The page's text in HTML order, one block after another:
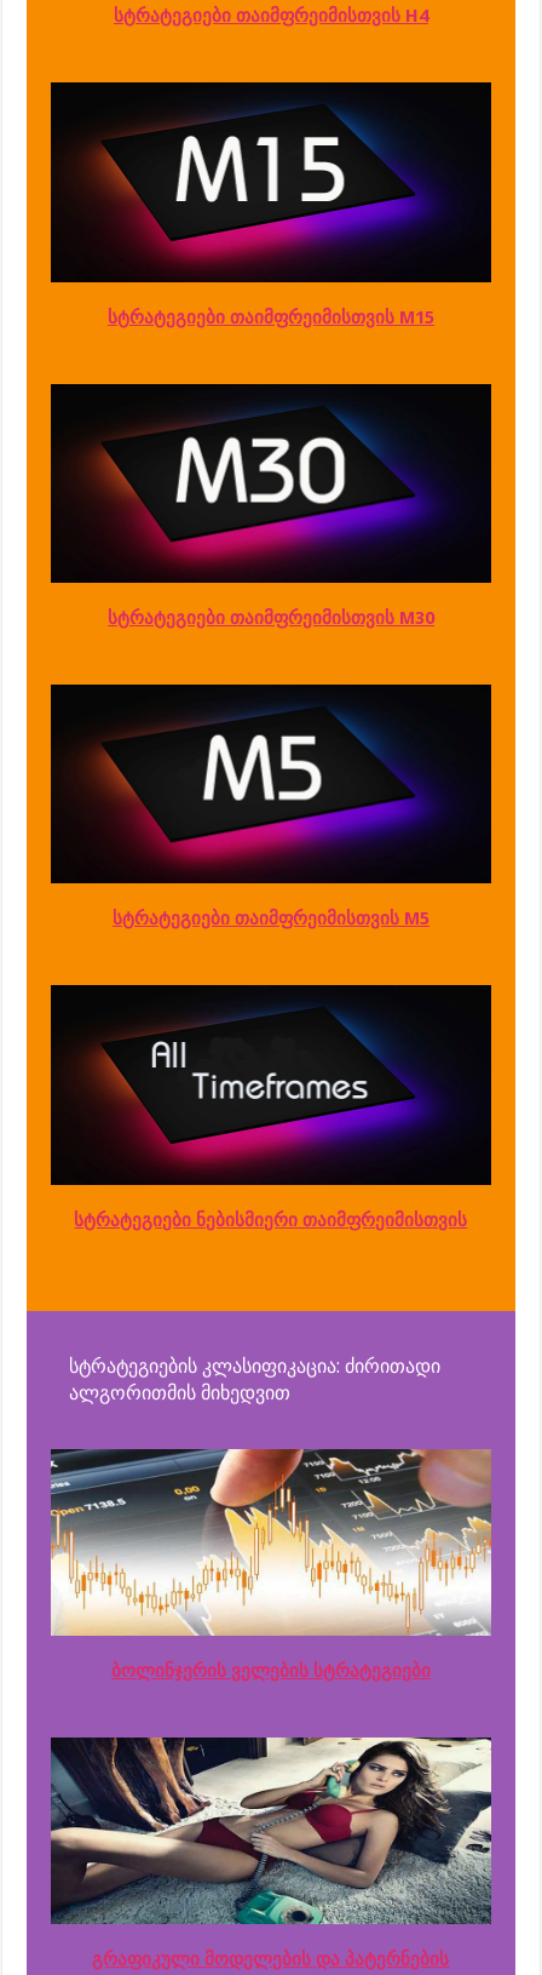
სტრატეგიები თაიმფრეიმისთვის H4
სტრატეგიები თაიმფრეიმისთვის M15
სტრატეგიები თაიმფრეიმისთვის M30
სტრატეგიები თაიმფრეიმისთვის M5
სტრატეგიები ნებისმიერი თაიმფრეიმისთვის
სტრატეგიების კლასიფიკაცია: ძირითადი
ალგორითმის მიხედვით
ბოლინჯერის ველების სტრატეგიები
გრაფიკული მოდელების და პატერნების